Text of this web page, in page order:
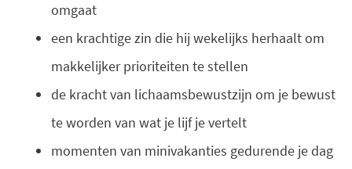
omgaat
een krachtige zin die hij wekelijks herhaalt om
makkelijker prioriteiten te stellen
de kracht van lichaamsbewustzijn om je bewust
te worden van wat je lijf je vertelt
momenten van minivakanties gedurende je dag